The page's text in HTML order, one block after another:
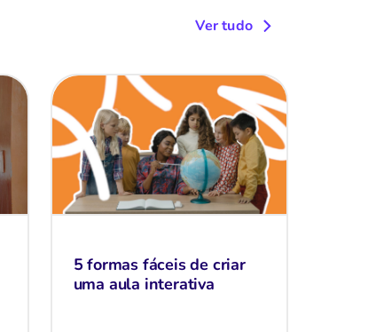
Ver tudo
5 formas fáceis de criar
uma aula interativa